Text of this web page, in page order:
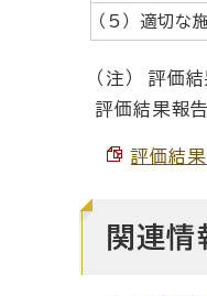
（5） 適切な
（注） 評価
評価結果報告
評価結
関連情